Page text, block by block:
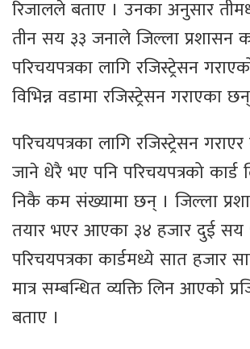
रिजालले बताए । उनका अनुसार
तीन सय ३३ जनाले जिल्ला प्रशासन
परिचयपत्रका लागि रजिस्ट्रेसन
विभिन्न वडामा रजिस्ट्रेसन गराएका
परिचयपत्रका लागि रजिस्ट्रेसन
जाने धेरै भए पनि परिचयपत्रको
निकै कम संख्यामा छन् । जिल्ला
तयार भएर आएका ३४ हजार दुई सय
परिचयपत्रका कार्डमध्ये सात हजार
मात्र सम्बन्धित व्यक्ति लिन आएको
बताए ।